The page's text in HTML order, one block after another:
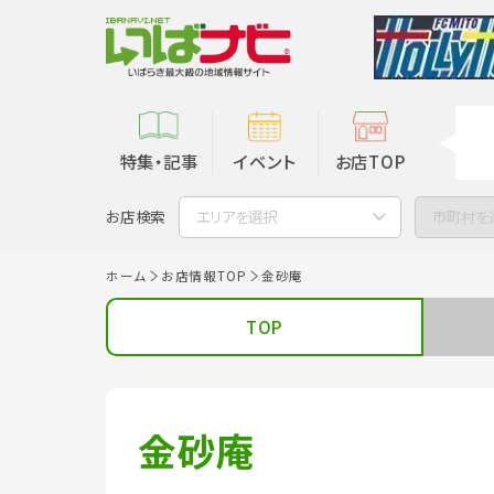
特集・記事 イベント お店TOP
お店検索 エリアを選択 市町村を
ホーム お店情報TOP 金砂庵
TOP
金砂庵